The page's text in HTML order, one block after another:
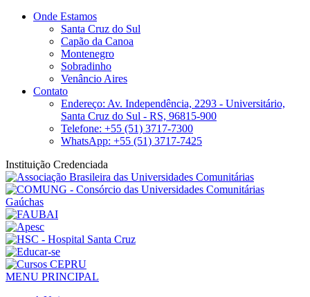
Onde Estamos
Santa Cruz do Sul
Capão da Canoa
Montenegro
Sobradinho
Venâncio Aires
Contato
Endereço: Av. Independência, 2293 - Universitário,
Santa Cruz do Sul - RS, 96815-900
Telefone: +55 (51) 3717-7300
WhatsApp: +55 (51) 3717-7425
Instituição Credenciada
MENU PRINCIPAL